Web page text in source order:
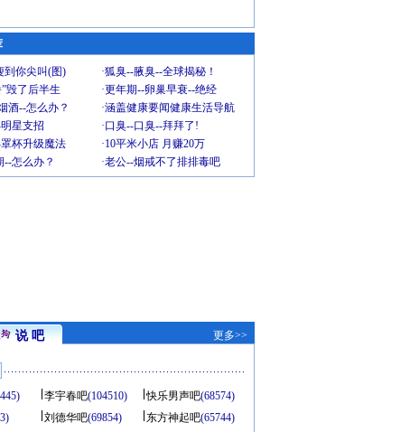
到你尖叫(图) ·狐臭--腋臭--全球揭秘！
毁了后半生 ·更年期--卵巢早衰--绝经
酒--怎么办？ ·涵盖健康要闻健康生活导航
星支招 ·口臭--口臭--拜拜了!
杯升级魔法 ·10平米小店 月赚20万
--怎么办？ ·老公--烟戒不了排排毒吧
说 吧 更多>>
李宇春吧(104510) 快乐男声吧(68574)
刘德华吧(69854) 东方神起吧(65744)